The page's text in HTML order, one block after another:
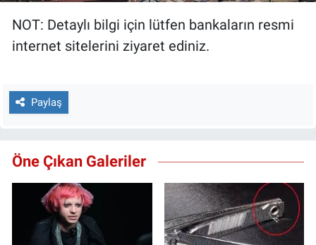
NOT: Detaylı bilgi için lütfen bankaların resmi
internet sitelerini ziyaret ediniz.
Paylaş
Öne Çıkan Galeriler